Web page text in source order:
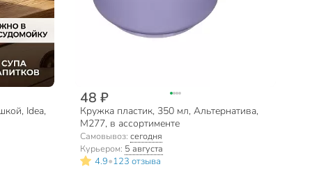
Idea,
48 ₽
Кружка пластик, 350 мл, Альтернатива,
М277, в ассортименте
Самовывоз:сегодня
Курьером: 5 августа
4.9•123 отзыва